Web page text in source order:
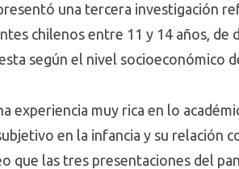
una tercera investigación
chilenos entre 11 y 14 años, de
según el nivel socioeconómico
experiencia muy rica en lo
en la infancia y su relación
que las tres presentaciones del